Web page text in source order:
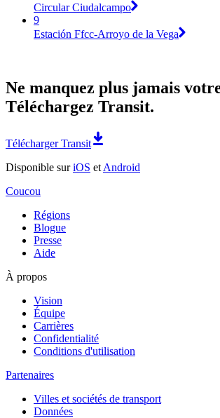
Circular Ciudalcampo
9
Estación Ffcc-Arroyo de la Vega
Ne manquez plus jamais
Téléchargez Transit.
Télécharger Transit
Disponible suriOS et Android
Coucou
Régions
Blogue
Presse
Aide
À propos
Vision
Équipe
Carrières
Confidentialité
Conditions d'utilisation
Partenaires
Villes et sociétés de transport
Données